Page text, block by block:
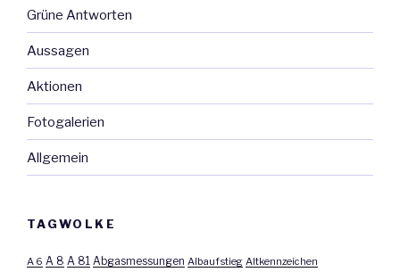
Grüne Antworten
Aussagen
Aktionen
Fotogalerien
Allgemein
TAGWOLKE
A 6 A 8 A 81 Abgasmessungen Albaufstieg Altkennzeichen